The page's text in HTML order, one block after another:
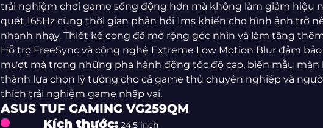
trải nghiệm chơi game sống động hơn mà không làm giảm hiệu
quét 165Hz cùng thời gian phản hồi 1ms khiến cho hình ảnh trở
nhanh nhạy. Thiết kế cong đã mở rộng góc nhìn và làm tăng
Hỗ trợ FreeSync và công nghệ Extreme Low Motion Blur đảm
mượt mà trong những pha hành động tốc độ cao, biến mẫu màn
thành lựa chọn lý tưởng cho cả game thủ chuyên nghiệp và
thích trải nghiệm game nhập vai.
ASUS TUF GAMING VG259QM
Kích thước:24.5 inch